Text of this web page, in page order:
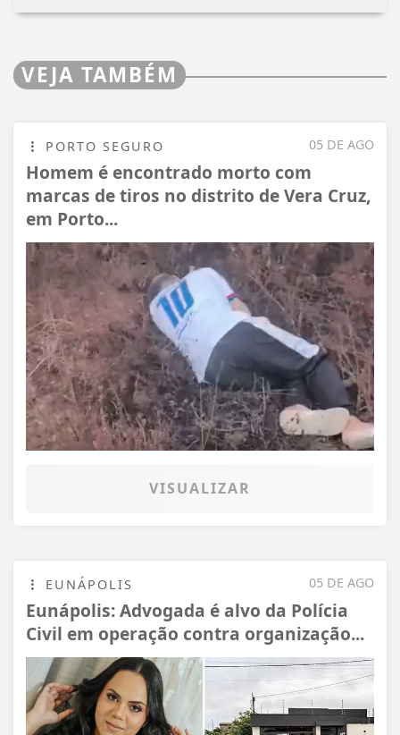
VEJA TAMBÉM
05 DE AGO
PORTO SEGURO
Homem é encontrado morto com
marcas de tiros no distrito de Vera Cruz,
em Porto...
VISUALIZAR
05 DE AGO
EUNÁPOLIS
Eunápolis: Advogada é alvo da Polícia
Civil em operação contra organização...